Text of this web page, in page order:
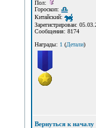
Пол:
Гороскоп:
Китайский:
Зарегистрирован:
Сообщения: 8174
Награды: 1(Детали)
Вернуться к началу